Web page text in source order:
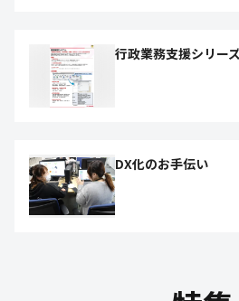
行政業務支援シリー
DX化のお手伝い